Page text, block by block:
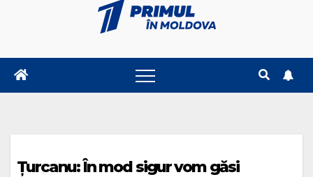
Țurcanu: În mod sigur vom găsi